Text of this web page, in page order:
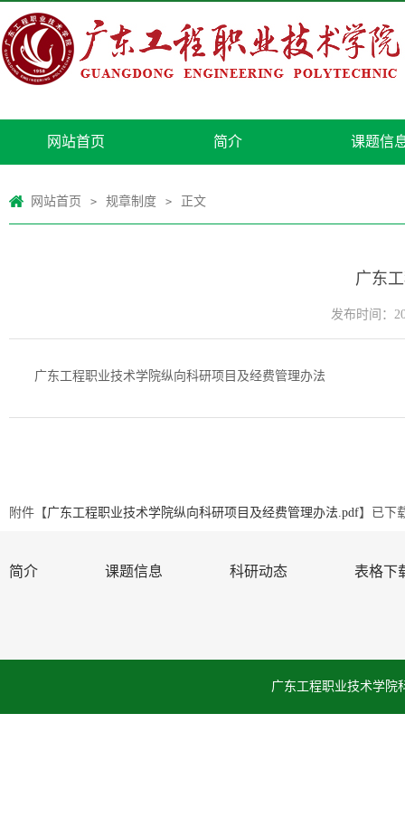
网站首页 简介 课题信
网站首页 > 规章制度 > 正文
广东
发布时间：
广东工程职业技术学院纵向科研项目及经费管理办法
附件【广东工程职业技术学院纵向科研项目及经费管理办法.pdf】已下
简介 课题信息 科研动态 表格下
广东工程职业技术学院